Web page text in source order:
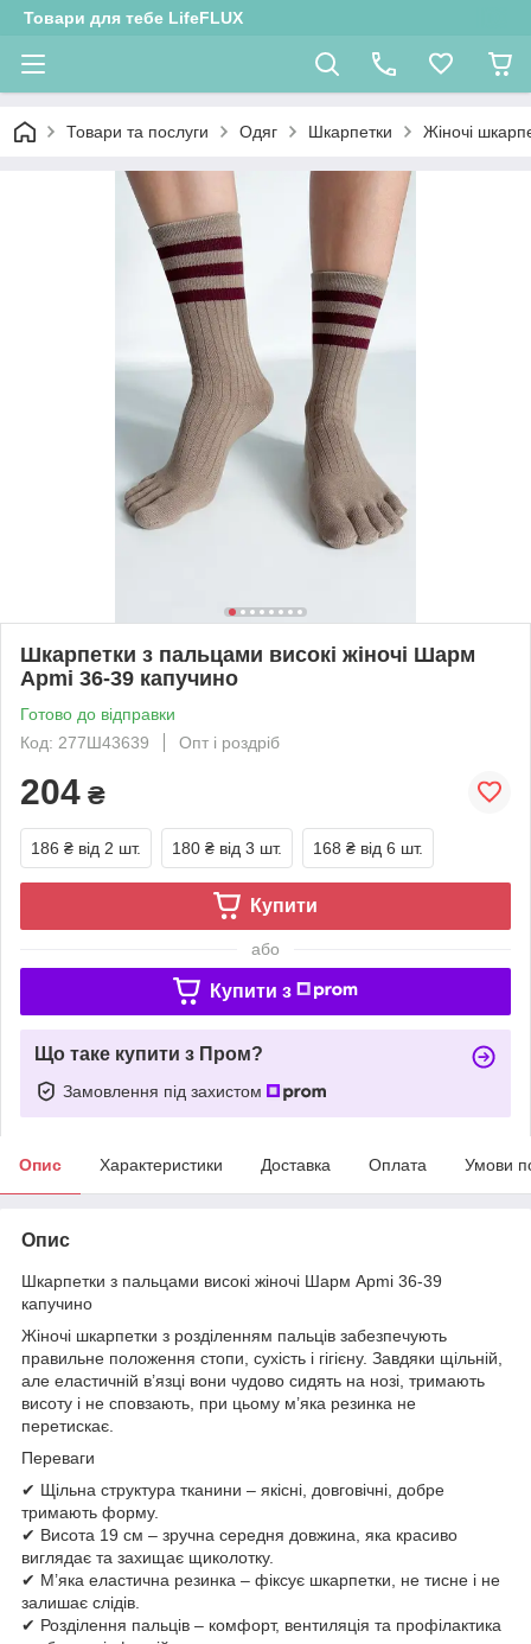
Товари для тебе LifeFLUX
Товари та послуги Одяг Шкарпетки Жіночі
Шкарпетки з пальцами високі жіночі Шарм
Apmi 36-39 капучино
Готово до відправки
Код: 277Ш43639
Опт і роздріб
204 ₴
186 ₴ від 2 шт. 180 ₴ від 3 шт. 168 ₴ від 6 шт.
Купити
або
Купити з
Що таке купити з Пром?
Замовлення під захистом
Опис Характеристики Доставка Оплата Умови
Опис
Шкарпетки з пальцами високі жіночі Шарм Apmi 36-39
капучино
Жіночі шкарпетки з розділенням пальців забезпечують
правильне положення стопи, сухість і гігієну. Завдяки щільній,
але еластичній в’язці вони чудово сидять на нозі, тримають
висоту і не сповзають, при цьому м’яка резинка не
перетискає.
Переваги
✔ Щільна структура тканини – якісні, довговічні, добре
тримають форму.
✔ Висота 19 см – зручна середня довжина, яка красиво
виглядає та захищає щиколотку.
✔ М’яка еластична резинка – фіксує шкарпетки, не тисне і не
залишає слідів.
✔ Розділення пальців – комфорт, вентиляція та профілактика